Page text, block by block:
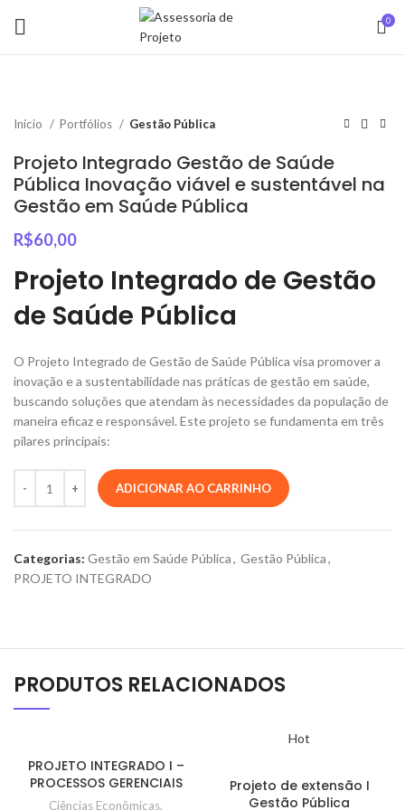
0
Início Portfólios Gestão Pública
Projeto Integrado Gestão de Saúde
Pública Inovação viável e sustentável na
Gestão em Saúde Pública
R$60,00
Projeto Integrado de Gestão
de Saúde Pública
O Projeto Integrado de Gestão de Saúde Pública visa promover a
inovação e a sustentabilidade nas práticas de gestão em saúde,
buscando soluções que atendam às necessidades da população de
maneira eficaz e responsável. Este projeto se fundamenta em três
pilares principais:
ADICIONAR AO CARRINHO
Categorias: Gestão em Saúde Pública, Gestão Pública,
PROJETO INTEGRADO
PRODUTOS RELACIONADOS
PROJETO INTEGRADO I –
PROCESSOS GERENCIAIS
Ciências Econômicas,
Hot
Projeto de extensão I
Gestão Pública